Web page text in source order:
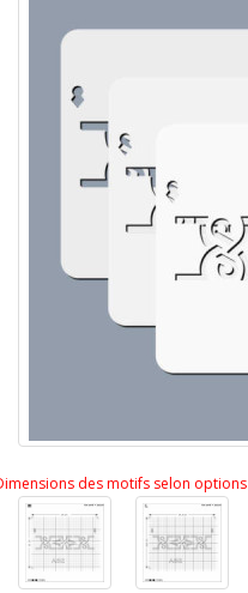
des motifs selon options